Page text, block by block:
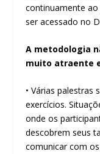
continuamente
ser acessado no
A metodologia
muito atraente
• Várias
exercícios.
onde os
descobrem seus
comunicar com